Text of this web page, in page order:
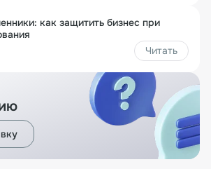
как защитить бизнес при
Читать